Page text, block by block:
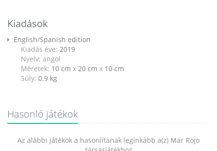
Kiadások
English/Spanish edition
Kiadás éve: 2019
Nyelv: angol
Méretek: 10 cm x 20 cm x 10 cm
Súly: 0.9 kg
Hasonló játékok
Az alábbi játékok a hasonlítanak leginkább a(z) Mar Rojo